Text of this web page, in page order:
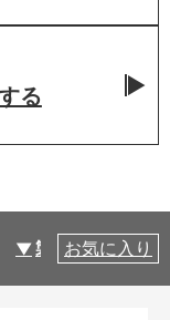
る
製品仕様
お気に入り